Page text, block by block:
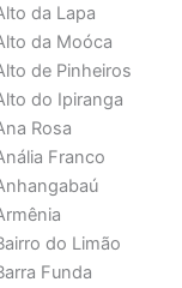
da Lapa
da Moóca
de Pinheiros
do Ipiranga
Rosa
Franco
do Limão
Funda